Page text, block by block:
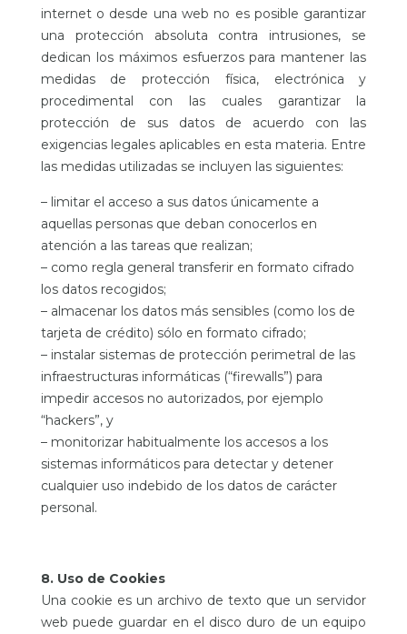
internet o desde una web no es posible garantizar
una protección absoluta contra intrusiones, se
dedican los máximos esfuerzos para mantener las
medidas de protección física, electrónica y
procedimental con las cuales garantizar la
protección de sus datos de acuerdo con las
exigencias legales aplicables en esta materia. Entre
las medidas utilizadas se incluyen las siguientes:
– limitar el acceso a sus datos únicamente a
aquellas personas que deban conocerlos en
atención a las tareas que realizan;
– como regla general transferir en formato cifrado
los datos recogidos;
– almacenar los datos más sensibles (como los de
tarjeta de crédito) sólo en formato cifrado;
– instalar sistemas de protección perimetral de las
infraestructuras informáticas (“firewalls”) para
impedir accesos no autorizados, por ejemplo
“hackers”, y
– monitorizar habitualmente los accesos a los
sistemas informáticos para detectar y detener
cualquier uso indebido de los datos de carácter
personal.
8. Uso de Cookies
Una cookie es un archivo de texto que un servidor
web puede guardar en el disco duro de un equipo